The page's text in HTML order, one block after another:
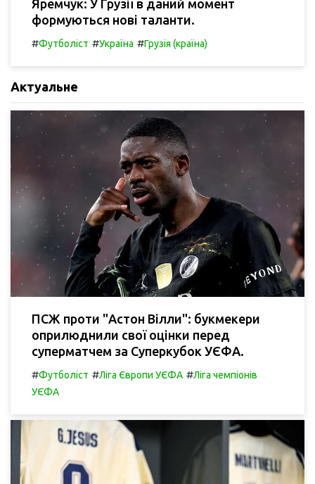
Яремчук: У Грузії в даний момент
формуються нові таланти.
#Футболіст #Україна #Грузія (країна)
Актуальне
ПСЖ проти "Астон Вілли": букмекери
оприлюднили свої оцінки перед
суперматчем за Суперкубок УЄФА.
#Футболіст #Ліга Європи УЄФА #Ліга чемпіонів
УЄФА